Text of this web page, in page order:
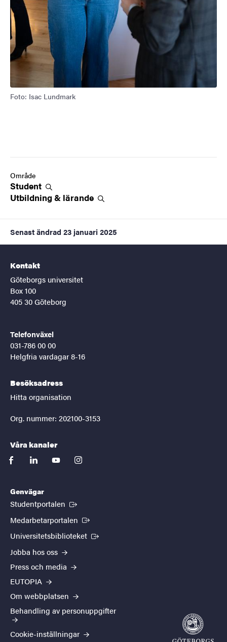
Foto: Isac Lundmark
Område
Student
Utbildning & lärande
Senast ändrad 23 januari 2025
Kontakt
Göteborgs universitet
Box 100
405 30 Göteborg
Telefonväxel
031-786 00 00
Helgfria vardagar 8-16
Besöksadress
Hitta organisation
Org. nummer: 202100-3153
Våra kanaler
facebooklinkedinyoutubeinstagram
Genvägar
Studentportalen (Extern länk)
Medarbetarportalen (Extern länk)
Universitetsbiblioteket (Extern länk)
Jobba hos oss
Press och media
EUTOPIA
Om webbplatsen
Behandling av personuppgifter
Cookie-inställningar